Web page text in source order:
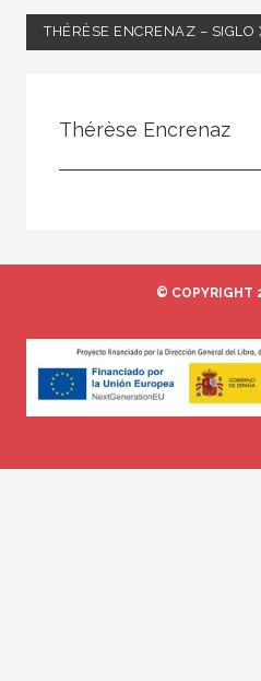
THÉRÈSE ENCRENAZ – SIGLO
Thérèse Encrenaz
© COPYRIGHT